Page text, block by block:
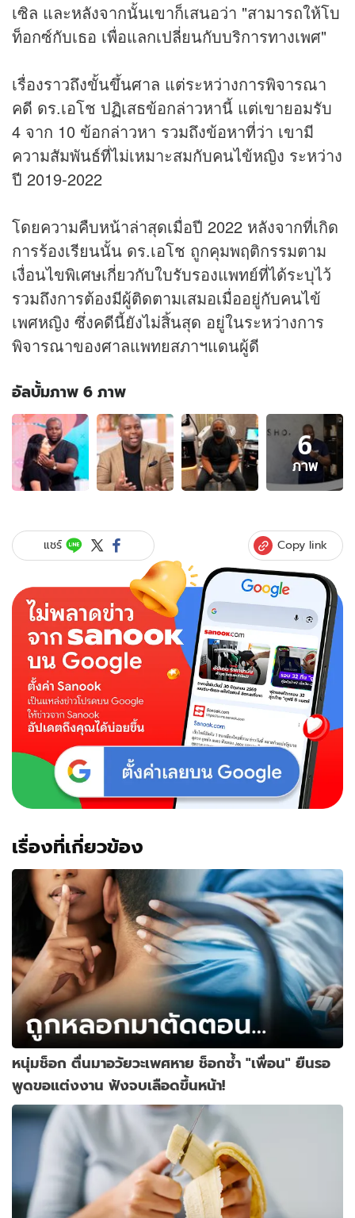
เซิล และหลังจากนั้นเขาก็เสนอว่า "สามารถให้โบ
ท็อกซ์กับเธอ เพื่อแลกเปลี่ยนกับบริการทางเพศ"
เรื่องราวถึงขั้นขึ้นศาล แต่ระหว่างการพิจารณา
คดี ดร.เอโช ปฏิเสธข้อกล่าวหานี้ แต่เขายอมรับ
4 จาก 10 ข้อกล่าวหา รวมถึงข้อหาที่ว่า เขามี
ความสัมพันธ์ที่ไม่เหมาะสมกับคนไข้หญิง ระหว่าง
ปี 2019-2022
โดยความคืบหน้าล่าสุดเมื่อปี 2022 หลังจากที่เกิด
การร้องเรียนนั้น ดร.เอโช ถูกคุมพฤติกรรมตาม
เงื่อนไขพิเศษเกี่ยวกับใบรับรองแพทย์ที่ได้ระบุไว้
รวมถึงการต้องมีผู้ติดตามเสมอเมื่ออยู่กับคนไข้
เพศหญิง ซึ่งคดีนี้ยังไม่สิ้นสุด อยู่ในระหว่างการ
พิจารณาของศาลแพทยสภาฯแดนผู้ดี
อัลบั้มภาพ 6 ภาพ
อัลบั้ม
ภาพ
ภาพ
ของ
แพทย์!
"หมอ
ดัง"
ขอ
เซ็กซ์
คนไข้
แลก
อกซ์
6
ภาพ
แชร์ Copy link
เรื่องที่เกี่ยวข้อง
หนุ่มช็อก ตื่นมาอวัยวะเพศหาย ช็อกซ้ำ "เพื่อน" ยืนรอ
พูดขอแต่งงาน ฟังจบเลือดขึ้นหน้า!